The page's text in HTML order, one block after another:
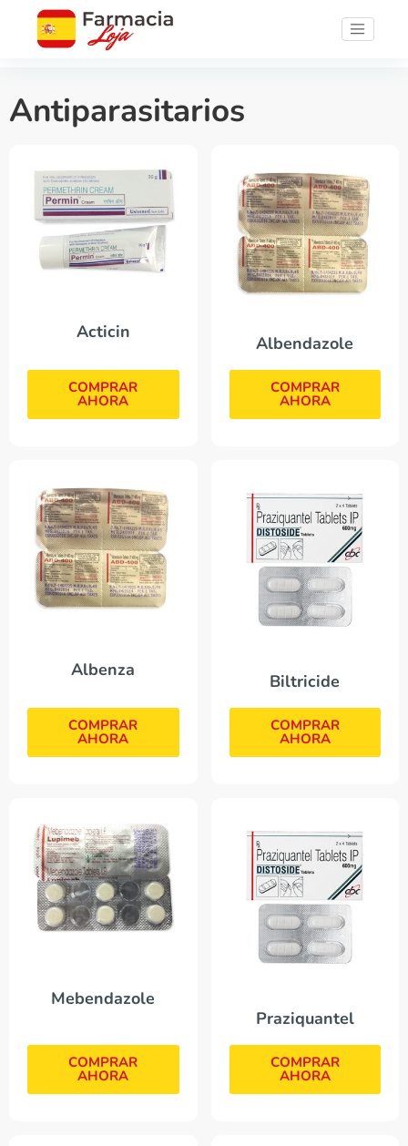
Antiparasitarios
Acticin
COMPRAR
AHORA
Albendazole
COMPRAR
AHORA
Albenza
COMPRAR
AHORA
Biltricide
COMPRAR
AHORA
Mebendazole
COMPRAR
AHORA
Praziquantel
COMPRAR
AHORA